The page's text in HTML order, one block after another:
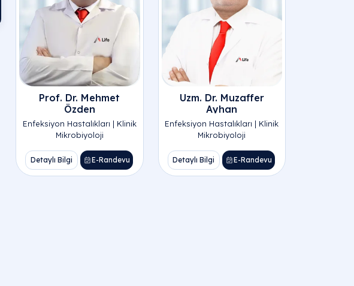
Prof. Dr. Mehmet
Özden
Enfeksiyon Hastalıkları | Klinik
Mikrobiyoloji
Detaylı Bilgi E-Randevu
Uzm. Dr. Muzaffer
Ayhan
Enfeksiyon Hastalıkları | Klinik
Mikrobiyoloji
Detaylı Bilgi E-Randevu